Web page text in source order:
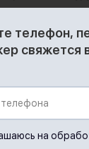
телефон,
свяжется
на